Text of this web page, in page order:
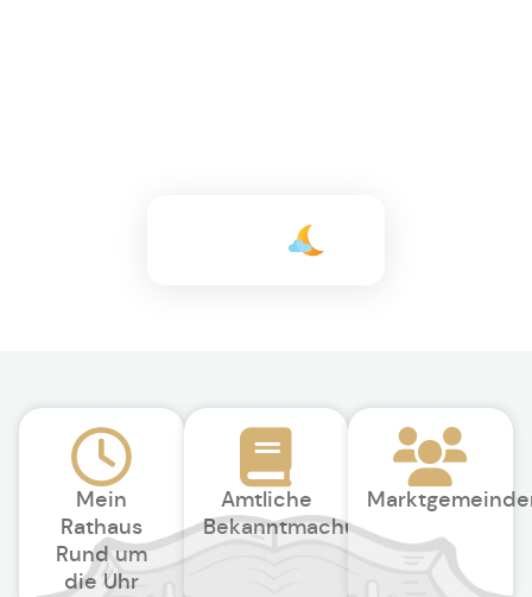
Mein
Rathaus
Rund um
die Uhr
Amtliche
Bekanntmachungen